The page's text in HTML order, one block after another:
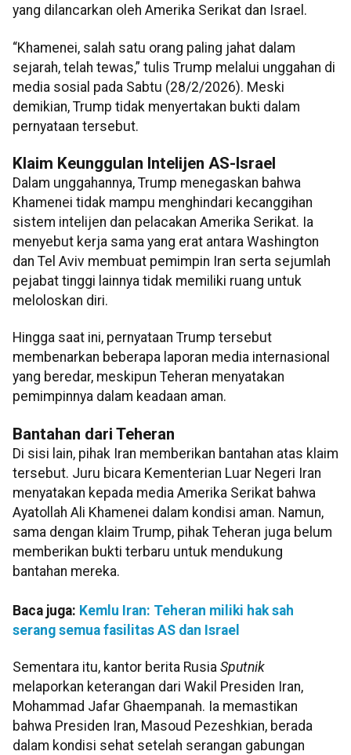
yang dilancarkan oleh Amerika Serikat dan Israel.
“Khamenei, salah satu orang paling jahat dalam
sejarah, telah tewas,” tulis Trump melalui unggahan di
media sosial pada Sabtu (28/2/2026). Meski
demikian, Trump tidak menyertakan bukti dalam
pernyataan tersebut.
Klaim Keunggulan Intelijen AS-Israel
Dalam unggahannya, Trump menegaskan bahwa
Khamenei tidak mampu menghindari kecanggihan
sistem intelijen dan pelacakan Amerika Serikat. Ia
menyebut kerja sama yang erat antara Washington
dan Tel Aviv membuat pemimpin Iran serta sejumlah
pejabat tinggi lainnya tidak memiliki ruang untuk
meloloskan diri.
Hingga saat ini, pernyataan Trump tersebut
membenarkan beberapa laporan media internasional
yang beredar, meskipun Teheran menyatakan
pemimpinnya dalam keadaan aman.
Bantahan dari Teheran
Di sisi lain, pihak Iran memberikan bantahan atas klaim
tersebut. Juru bicara Kementerian Luar Negeri Iran
menyatakan kepada media Amerika Serikat bahwa
Ayatollah Ali Khamenei dalam kondisi aman. Namun,
sama dengan klaim Trump, pihak Teheran juga belum
memberikan bukti terbaru untuk mendukung
bantahan mereka.
Baca juga: Kemlu Iran: Teheran miliki hak sah
serang semua fasilitas AS dan Israel
Sementara itu, kantor berita Rusia Sputnik
melaporkan keterangan dari Wakil Presiden Iran,
Mohammad Jafar Ghaempanah. Ia memastikan
bahwa Presiden Iran, Masoud Pezeshkian, berada
dalam kondisi sehat setelah serangan gabungan